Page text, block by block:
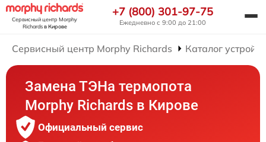
Сервисный центр Morphy
Richardsв Кирове
+7 (800) 301-97-75
Ежедневно с 9:00 до 21:00
Сервисный центр Morphy Richards Каталог
Замена ТЭНа термопота
Morphy Richards в Кирове
Официальный сервис